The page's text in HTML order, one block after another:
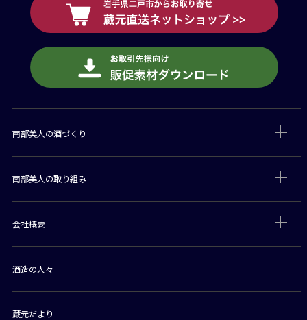
南部美人の酒づくり
南部美人の取り組み
会社概要
酒造の人々
蔵元だより